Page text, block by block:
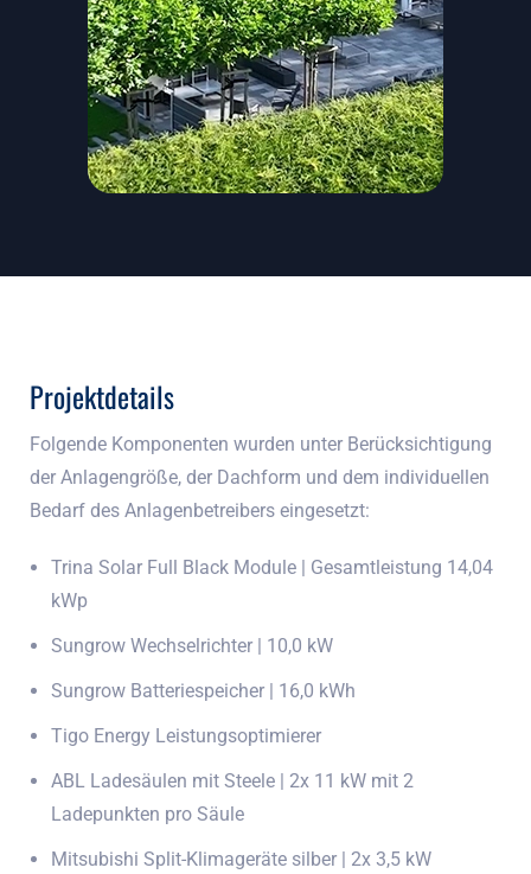
Projektdetails
Folgende Komponenten wurden unter Berücksichtigung
der Anlagengröße, der Dachform und dem individuellen
Bedarf des Anlagenbetreibers eingesetzt:
Trina Solar Full Black Module | Gesamtleistung 14,04
kWp
Sungrow Wechselrichter | 10,0 kW
Sungrow Batteriespeicher | 16,0 kWh
Tigo Energy Leistungsoptimierer
ABL Ladesäulen mit Steele | 2x 11 kW mit 2
Ladepunkten pro Säule
Mitsubishi Split-Klimageräte silber | 2x 3,5 kW